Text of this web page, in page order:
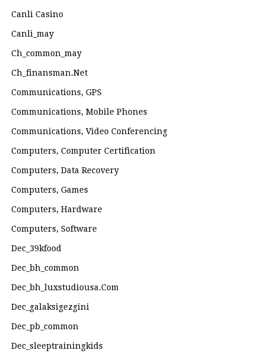
Canli Casino
Canli_may
Ch_common_may
Ch_finansman.net
Communications, GPS
Communications, Mobile Phones
Communications, Video Conferencing
Computers, Computer Certification
Computers, Data Recovery
Computers, Games
Computers, Hardware
Computers, Software
Dec_39kfood
Dec_bh_common
Dec_bh_luxstudiousa.com
Dec_galaksigezgini
Dec_pb_common
Dec_sleeptrainingkids